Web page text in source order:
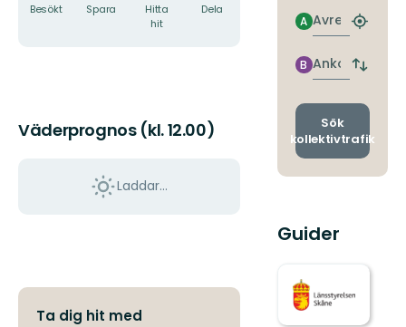
Besökt Spara
Hitta
hit
Dela
Väderprognos (kl. 12.00)
Laddar...
Ta dig hit med
Avresa
A
Hitta
Ankomst
B
Byt
och
Sök
kollektivtrafik
Guider